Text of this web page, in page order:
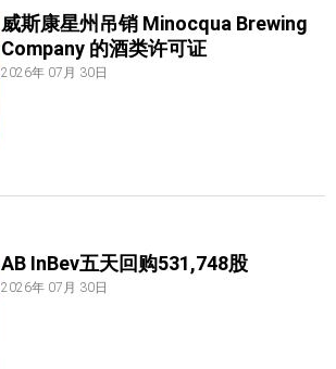
威斯康星州吊销 Minocqua Brewing
Company 的酒类许可证
2026年 07月 30日
AB InBev五天回购531,748股
2026年 07月 30日